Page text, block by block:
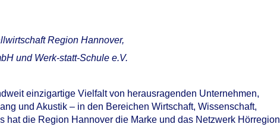
Region Hannover,
und Werk-statt-Schule e.V.
einzigartige Vielfalt von herausragenden Unternehmen,
und Akustik – in den Bereichen Wirtschaft, Wissenschaft,
hat die Region Hannover die Marke und das Netzwerk Hörregion